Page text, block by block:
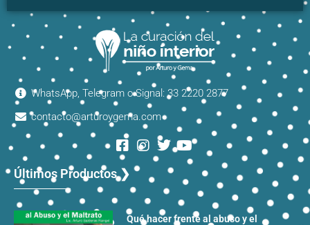
WhatsApp, Telegram o Signal: 33 2220 2877
contacto@arturoygema.com
Últimos Productos ❯
Qué hacer frente al abuso y el